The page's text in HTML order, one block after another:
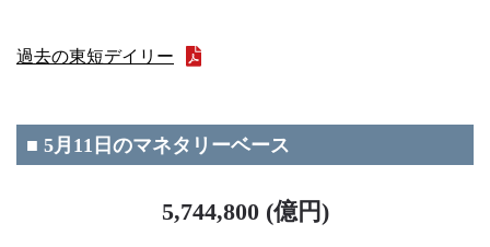
過去の東短デイリー
■ 5月11日のマネタリーベース
5,744,800 (億円)